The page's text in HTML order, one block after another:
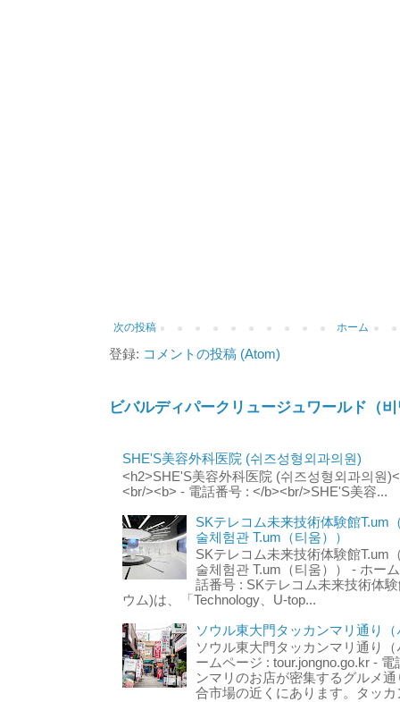
次の投稿 ホーム
登録: コメントの投稿 (Atom)
ビバルディパークリュージュワールド（
SHE'S美容外科医院 (쉬즈성형외과의원)
<h2>SHE'S美容外科医院 (쉬즈성형외과의원
<br/><b> - 電話番号 : </b><br/>SHE'S美容...
SKテレコム未来技術体験館T.um
술체험관 T.um（티움））
SKテレコム未来技術体験館T.um
술체험관 T.um（티움）） - ホー
話番号 : SKテレコム未来技術体
ウム)は、「Technology、U-top...
ソウル東大門タッカンマリ通り
ソウル東大門タッカンマリ通り
ームページ : tour.jongno.go.kr -
ンマリのお店が密集するグルメ
合市場の近くにあります。タッ